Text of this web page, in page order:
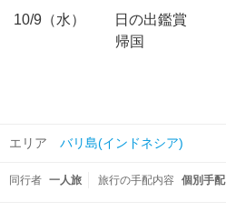
10/9（水） 日の出鑑賞
帰国
エリア バリ島(インドネシア)
同行者 一人旅 旅行の手配内容 個別手配